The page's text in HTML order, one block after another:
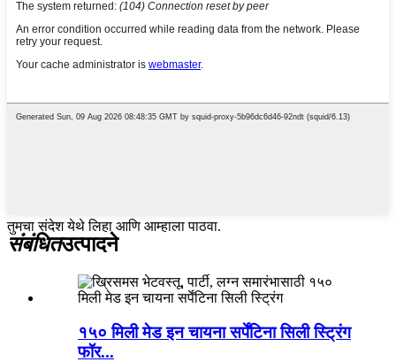
तुमचा संदेश येथे लिहा आणि आम्हाला पाठवा.
संबंधितउत्पादने
१५० मिली मेड इन चायना सर्पेंटिना सिली स्ट्रिंग
फॉर...